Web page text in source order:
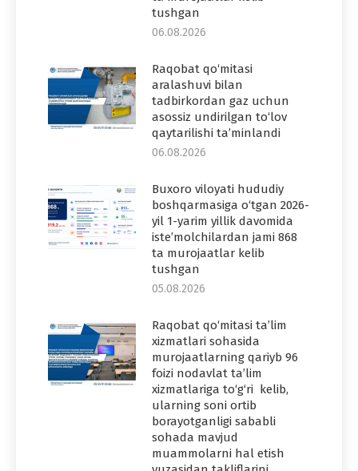
tushgan
06.08.2026
Raqobat qo‘mitasi
aralashuvi bilan
tadbirkordan gaz uchun
asossiz undirilgan to‘lov
qaytarilishi ta’minlandi
06.08.2026
Buxoro viloyati hududiy
boshqarmasiga o‘tgan 2026-
yil 1-yarim yillik davomida
iste’molchilardan jami 868
ta murojaatlar kelib
tushgan
05.08.2026
Raqobat qo‘mitasi ta’lim
xizmatlari sohasida
murojaatlarning qariyb 96
foizi nodavlat ta’lim
xizmatlariga to‘g‘ri kelib,
ularning soni ortib
borayotganligi sababli
sohada mavjud
muammolarni hal etish